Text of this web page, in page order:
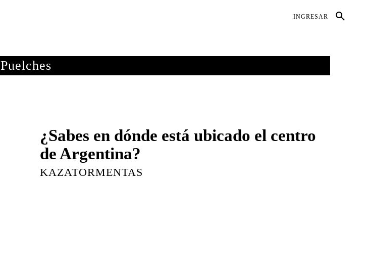
GALERÍASMORE
INGRESAR
Puelches
¿Sabes en dónde está ubicado el centro
de Argentina?
KAZATORMENTAS